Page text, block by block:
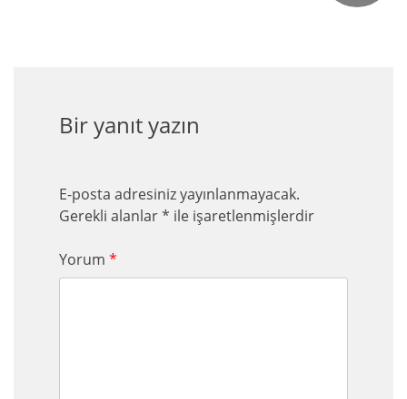
Bir yanıt yazın
E-posta adresiniz yayınlanmayacak.
Gerekli alanlar* ile işaretlenmişlerdir
Yorum *